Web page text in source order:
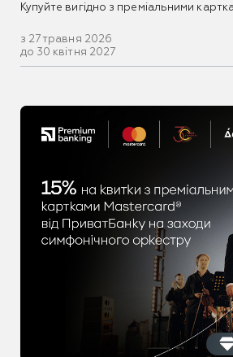
Купуйте вигідно з преміальними
з 27 травня 2026
до 30 квітня 2027